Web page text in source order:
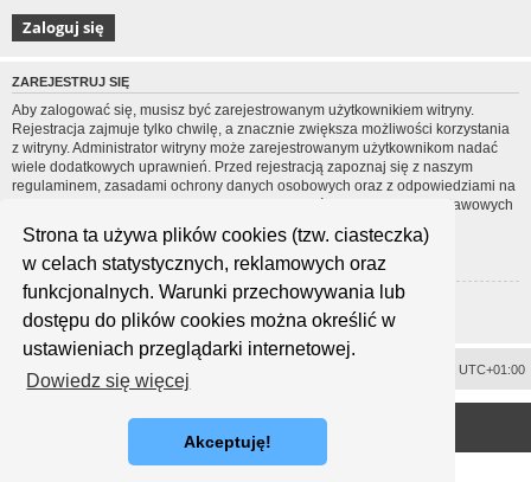
Strona ta używa plików cookies (tzw. ciasteczka)
w celach statystycznych, reklamowych oraz
funkcjonalnych. Warunki przechowywania lub
dostępu do plików cookies można określić w
ustawieniach przeglądarki internetowej.
Dowiedz się więcej
Akceptuję!
ZAREJESTRUJ SIĘ
Aby zalogować się, musisz być zarejestrowanym użytkownikiem witryny.
Rejestracja zajmuje tylko chwilę, a znacznie zwiększa możliwości korzystania
z witryny. Administrator witryny może zarejestrowanym użytkownikom nadać
wiele dodatkowych uprawnień. Przed rejestracją zapoznaj się z naszym
regulaminem, zasadami ochrony danych osobowych oraz z odpowiedziami na
często zadawane pytania (FAQ), gdzie jest wyjaśnionych wiele podstawowych
zagadnień dotyczących funkcjonowania witryny.
Regulamin| Zasady ochrony danych osobowych
Zarejestruj się
UTC+01:00
Technologię dostarczaphpBB® Forum Software © phpBB Limited
Polski pakiet językowy dostarcza phpBB.pl